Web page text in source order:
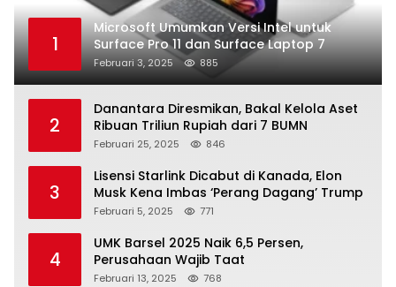
1
Microsoft Umumkan Versi Intel untuk
Surface Pro 11 dan Surface Laptop 7
Februari 3, 2025 885
2
Danantara Diresmikan, Bakal Kelola Aset
Ribuan Triliun Rupiah dari 7 BUMN
Februari 25, 2025 846
3
Lisensi Starlink Dicabut di Kanada, Elon
Musk Kena Imbas ‘Perang Dagang’ Trump
Februari 5, 2025 771
4
UMK Barsel 2025 Naik 6,5 Persen,
Perusahaan Wajib Taat
Februari 13, 2025 768